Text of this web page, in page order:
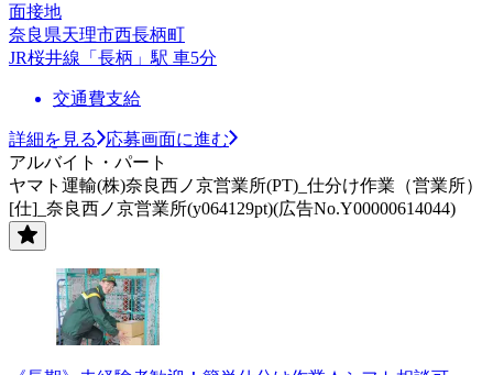
面接地
奈良県天理市西長柄町
JR桜井線「長柄」駅 車5分
交通費支給
詳細を見る
応募画面に進む
アルバイト・パート
ヤマト運輸(株)奈良西ノ京営業所(PT)_仕分け作業（営業所）
[仕]_奈良西ノ京営業所(y064129pt)(広告No.Y00000614044)